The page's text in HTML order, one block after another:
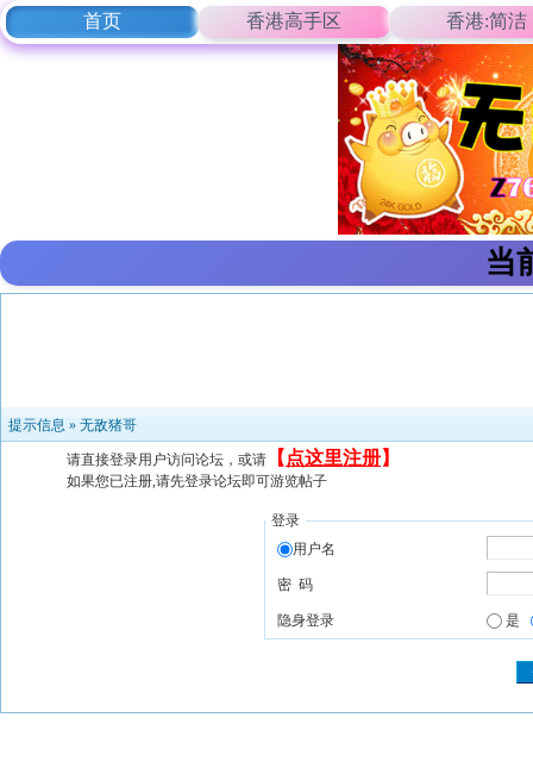
首页 香港高手区 香港:简洁
当
提示信息 » 无敌猪哥
请直接登录用户访问论坛，或请 【 点这里注册】
如果您已注册,请先登录论坛即可游览帖子
登录
用户名
密 码
隐身登录 是